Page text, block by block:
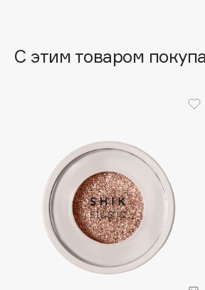
Beautyblades
НОВИНКА
Biorepair
Boadicea The Victorious
С этим товаром